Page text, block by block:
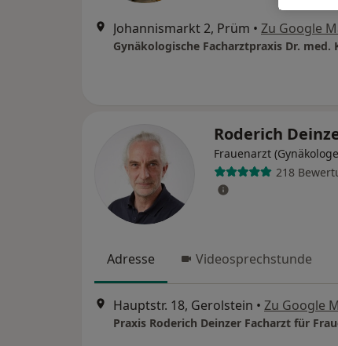
Johannismarkt 2, Prüm • Zu Google
Roderich
Frauenarzt
218
Adresse Videosprechstunde
Hauptstr. 18, Gerolstein • Zu Google